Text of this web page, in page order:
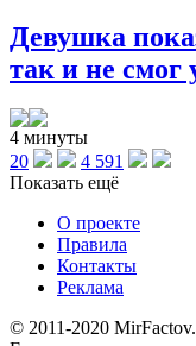
Девушка
так и не смог
4 минуты
20
4 591
Показать ещё
О проекте
Правила
Контакты
Реклама
© 2011-2020